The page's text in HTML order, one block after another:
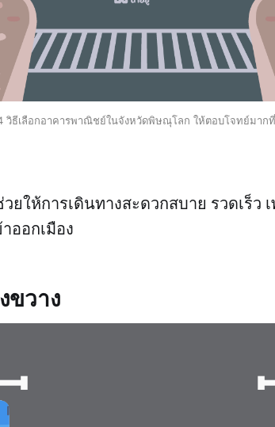
วิธีเลือกอาคารพาณิชย์ในจังหวัดพิษณุโลก ให้ตอบโจทย์มาก
ยให้การเดินทางสะดวกสบาย รวดเร็ว
ออกเมือง
ขวาง